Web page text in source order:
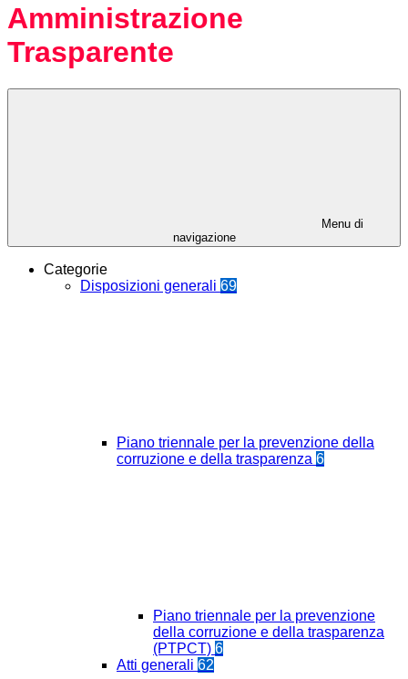
Amministrazione
Trasparente
Menu di
navigazione
Categorie
Disposizioni generali 69
Piano triennale per la prevenzione della
corruzione e della trasparenza 6
Piano triennale per la prevenzione
della corruzione e della trasparenza
(PTPCT) 6
Atti generali 62